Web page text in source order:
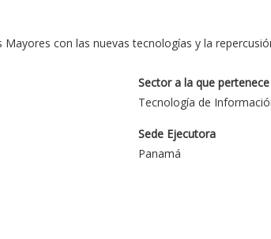
con las nuevas tecnologías y la
Sector a la que pertenece
Tecnología de
Sede Ejecutora
Panamá